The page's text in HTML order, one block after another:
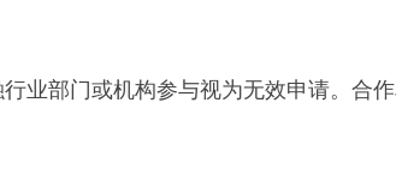
业部门或机构参与视为无效申请。合